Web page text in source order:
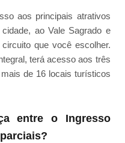
aos principais atrativos
ao Vale Sagrado e
que você escolher.
terá acesso aos três
de 16 locais turísticos
entre o Ingresso